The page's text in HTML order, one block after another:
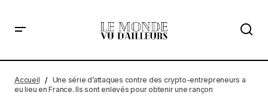
eu lieu en France. Ils sont enlevés pour obtenir une rançon
Accueil
Une série d’attaques contre des crypto-entrepreneurs a
eu lieu en France. Ils sont enlevés pour obtenir une rançon